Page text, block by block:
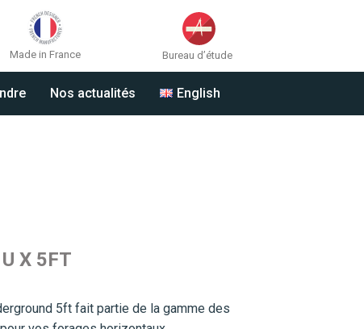
Made in France Bureau d’étude
Nos actualités English
X 5FT
5ft fait partie de la gamme des